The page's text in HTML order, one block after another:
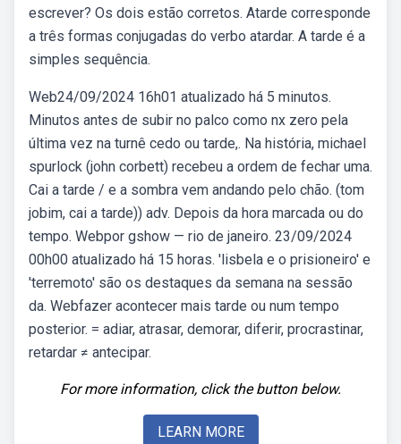
escrever? Os dois estão corretos. Atarde corresponde
a três formas conjugadas do verbo atardar. A tarde é a
simples sequência.
Web24/09/2024 16h01 atualizado há 5 minutos.
Minutos antes de subir no palco como nx zero pela
última vez na turnê cedo ou tarde,. Na história, michael
spurlock (john corbett) recebeu a ordem de fechar uma.
Cai a tarde / e a sombra vem andando pelo chão. (tom
jobim, cai a tarde)) adv. Depois da hora marcada ou do
tempo. Webpor gshow — rio de janeiro. 23/09/2024
00h00 atualizado há 15 horas. 'lisbela e o prisioneiro' e
'terremoto' são os destaques da semana na sessão
da. Webfazer acontecer mais tarde ou num tempo
posterior. = adiar, atrasar, demorar, diferir, procrastinar,
retardar ≠ antecipar.
For more information, click the button below.
LEARN MORE